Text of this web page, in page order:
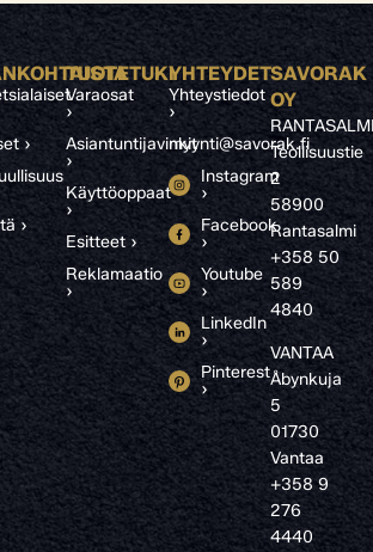
›
›
TUOTETUKI
Varaosat
›
Asiantuntijavinkit
›
Käyttöoppaat
›
Esitteet ›
Reklamaatio
›
YHTEYDET
Yhteystiedot
›
myynti@savorak.fi
Instagram
›
Facebook
›
Youtube
›
LinkedIn
›
Pinterest
›
SAVORAK
OY
Teollisuustie
2
58900
Rantasalmi
+358 50
589
4840
VANTAA
Åbynkuja
5
01730
Vantaa
+358 9
276
4440